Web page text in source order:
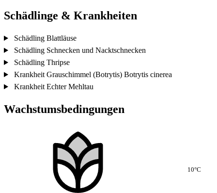
Schädlinge & Krankheiten
Schädling Blattläuse
Schädling Schnecken und Nacktschnecken
Schädling Thripse
Krankheit Grauschimmel (Botrytis) Botrytis cinerea
Krankheit Echter Mehltau
Wachstumsbedingungen
10°C